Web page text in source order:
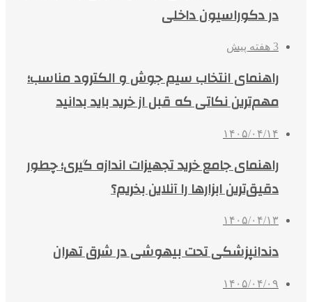
در دکوراسیون داخلی
3 هفته پیش
راهنمای انتخاب سیم جوش و الکترود مناسب؛
مهم‌ترین نکاتی که قبل از خرید باید بدانید
۱۴۰۵/۰۴/۱۴
راهنمای جامع خرید تجهیزات اندازه گیری؛ چطور
دقیق‌ترین ابزارها را آنلاین بخریم؟
۱۴۰۵/۰۴/۱۳
دندانپزشکی تحت بیهوشی در شرق تهران
۱۴۰۵/۰۴/۰۹